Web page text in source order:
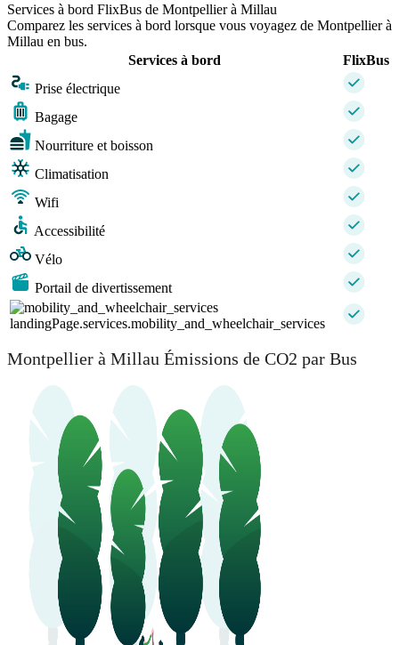
Services à bord FlixBus de Montpellier à Millau
Comparez les services à bord lorsque vous voyagez de Montpellier à
Millau en bus.
Services à bord
FlixBus
Prise électrique
Bagage
Nourriture et boisson
Climatisation
Wifi
Accessibilité
Vélo
Portail de divertissement
landingPage.services.mobility_and_wheelchair_services
Montpellier à Millau Émissions de CO2 par Bus